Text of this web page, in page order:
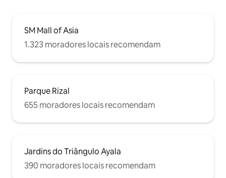
SM Mall of Asia
1.323 moradores locais recomendam
Parque Rizal
655 moradores locais recomendam
Jardins do Triângulo Ayala
390 moradores locais recomendam